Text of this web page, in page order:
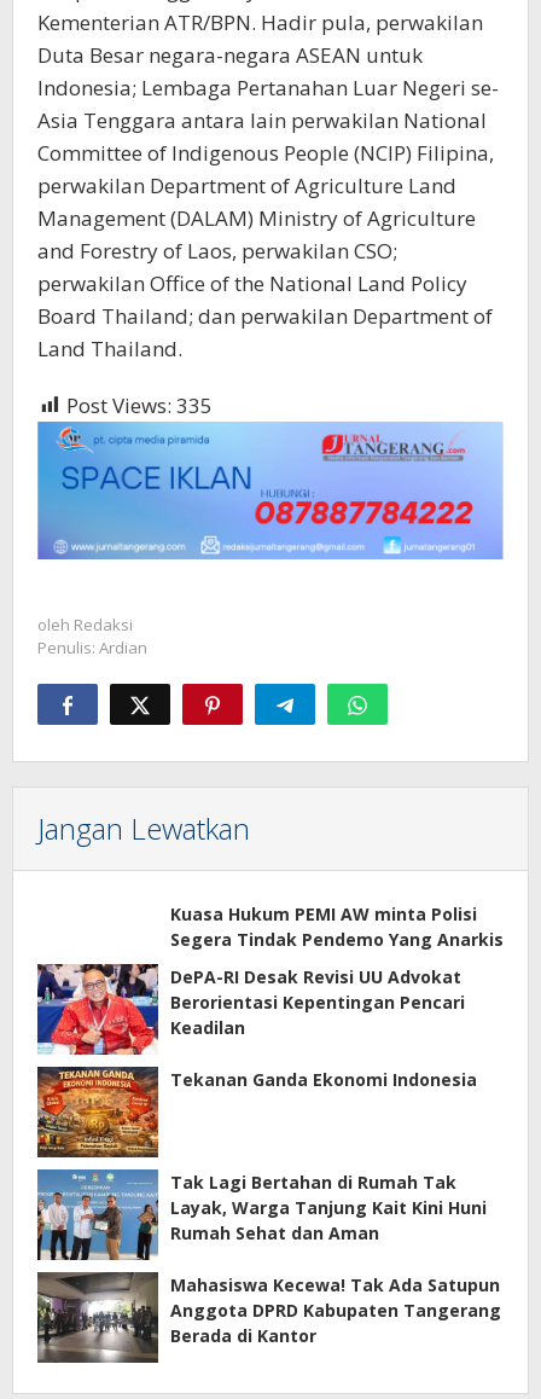
Kementerian ATR/BPN. Hadir pula, perwakilan
Duta Besar negara-negara ASEAN untuk
Indonesia; Lembaga Pertanahan Luar Negeri se-
Asia Tenggara antara lain perwakilan National
Committee of Indigenous People (NCIP) Filipina,
perwakilan Department of Agriculture Land
Management (DALAM) Ministry of Agriculture
and Forestry of Laos, perwakilan CSO;
perwakilan Office of the National Land Policy
Board Thailand; dan perwakilan Department of
Land Thailand.
Post Views: 335
oleh Redaksi
Penulis: Ardian
Jangan Lewatkan
Kuasa Hukum PEMI AW minta Polisi
Segera Tindak Pendemo Yang Anarkis
DePA-RI Desak Revisi UU Advokat
Berorientasi Kepentingan Pencari
Keadilan
Tekanan Ganda Ekonomi Indonesia
Tak Lagi Bertahan di Rumah Tak
Layak, Warga Tanjung Kait Kini Huni
Rumah Sehat dan Aman
Mahasiswa Kecewa! Tak Ada Satupun
Anggota DPRD Kabupaten Tangerang
Berada di Kantor